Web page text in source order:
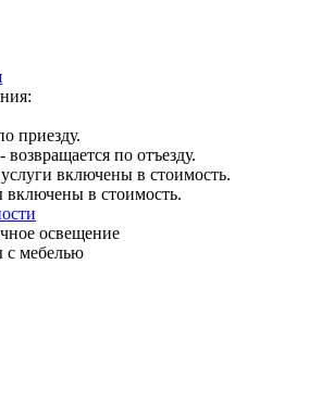
приезду.
по отъезду.
включены в стоимость.
включены в стоимость.
освещение
с мебелью